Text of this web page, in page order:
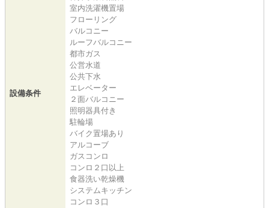
設備条件
室内洗濯機置場
フローリング
バルコニー
ルーフバルコニー
都市ガス
公営水道
公共下水
エレベーター
２面バルコニー
照明器具付き
駐輪場
バイク置場あり
アルコーブ
ガスコンロ
コンロ２口以上
食器洗い乾燥機
システムキッチン
コンロ３口